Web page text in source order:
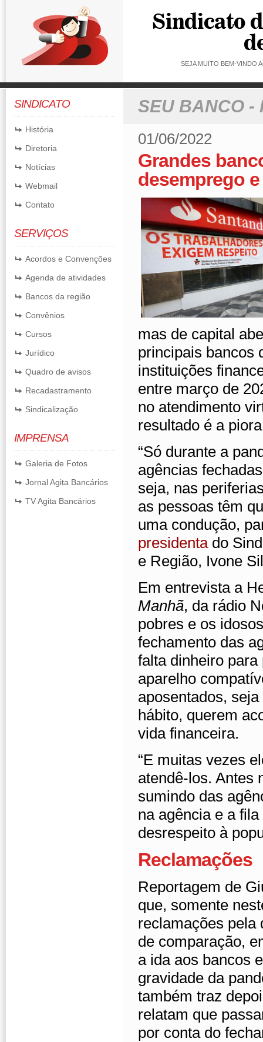
SEJA MUITO BEM-
SINDICATO
História
Diretoria
Notícias
Webmail
Contato
SERVIÇOS
Acordos e Convenções
Agenda de atividades
Bancos da região
Convênios
Cursos
Jurídico
Quadro de avisos
Recadastramento
Sindicalização
IMPRENSA
Galeria de Fotos
Jornal Agita Bancários
TV Agita Bancários
SEU BANCO -
01/06/2022
Grandes
desemprego
mas de capital
principais bancos
instituições
entre março de
no atendimento
resultado é a
“Só durante a
agências
seja, nas
as pessoas têm
uma condução,
presidentado
e Região, Ivone
Em entrevista a
Manhã, da rádio
pobres e os
fechamento das
falta dinheiro
aparelho
aposentados,
hábito, querem
vida financeira.
“E muitas vezes
atendê-los. Antes
sumindo das
na agência e a
desrespeito à
Reclamações
Reportagem de
que, somente
reclamações pela
de comparação,
a ida aos bancos
gravidade da
também traz
relatam que
por conta do